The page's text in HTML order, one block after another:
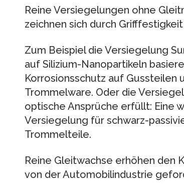
Reine Versiegelungen ohne
zeichnen sich durch Grifffestigkeit
Zum Beispiel die Versiegelung
auf Silizium-Nanopartikeln
Korrosionsschutz auf Gussteilen
Trommelware. Oder die
optische Ansprüche erfüllt: Eine
Versiegelung für schwarz-
Trommelteile.
Reine Gleitwachse erhöhen den
von der Automobilindustrie